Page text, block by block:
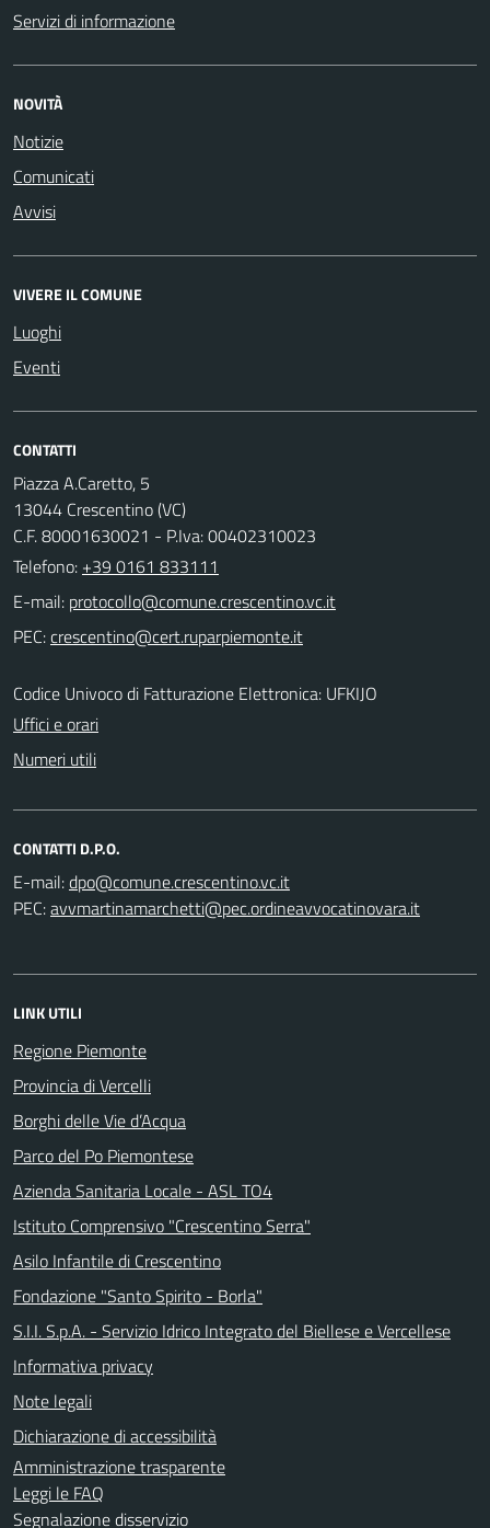
Servizi di informazione
NOVITÀ
Notizie
Comunicati
Avvisi
VIVERE IL COMUNE
Luoghi
Eventi
CONTATTI
Piazza A.Caretto, 5
13044 Crescentino (VC)
C.F. 80001630021 - P.Iva: 00402310023
Telefono: +39 0161 833111
E-mail:
PEC:
Codice Univoco di Fatturazione Elettronica: UFKIJO
Uffici e orari
Numeri utili
CONTATTI D.P.O.
E-mail:
PEC:
LINK UTILI
Regione Piemonte
Provincia di Vercelli
Borghi delle Vie d’Acqua
Parco del Po Piemontese
Azienda Sanitaria Locale - ASL TO4
Istituto Comprensivo "Crescentino Serra"
Asilo Infantile di Crescentino
Fondazione "Santo Spirito - Borla"
S.I.I. S.p.A. - Servizio Idrico Integrato del Biellese e Vercellese
Informativa privacy
Note legali
Dichiarazione di accessibilità
Amministrazione trasparente
Leggi le FAQ
Segnalazione disservizio